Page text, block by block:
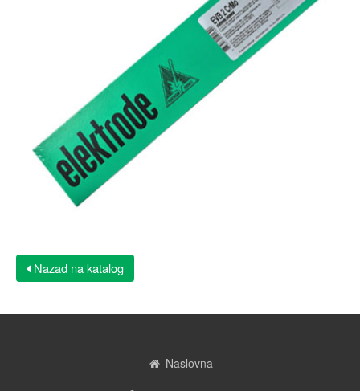
Nazad na katalog
Naslovna